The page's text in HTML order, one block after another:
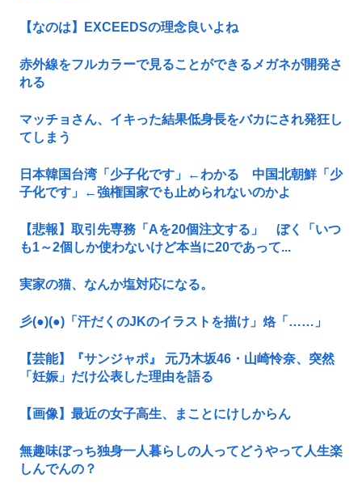
【なのは】EXCEEDSの理念良いよね
赤外線をフルカラーで見ることができるメガネが開発さ
れる
マッチョさん、イキった結果低身長をバカにされ発狂し
てしまう
日本韓国台湾「少子化です」←わかる 中国北朝鮮「少
子化です」←強権国家でも止められないのかよ
【悲報】取引先専務「Aを20個注文する」 ぼく「いつ
も1～2個しか使わないけど本当に20であって...
実家の猫、なんか塩対応になる。
彡(●)(●)「汗だくのJKのイラストを描け」烙「……」
【芸能】『サンジャポ』 元乃木坂46・山崎怜奈、突然
「妊娠」だけ公表した理由を語る
【画像】最近の女子高生、まことにけしからん
無趣味ぼっち独身一人暮らしの人ってどうやって人生楽
しんでんの？